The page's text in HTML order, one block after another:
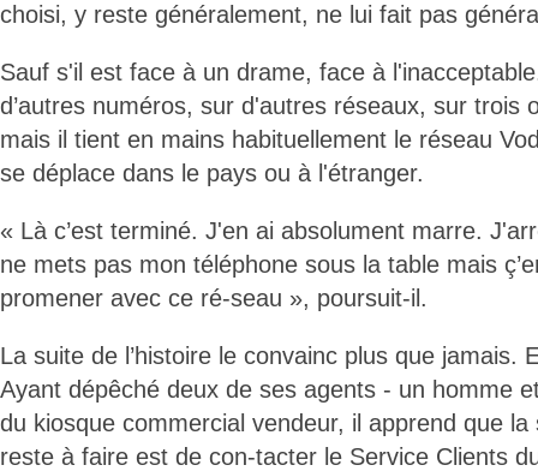
choisi, y reste généralement, ne lui fait pas
Sauf s'il est face à un drame, face à
d’autres numéros, sur d'autres réseaux, sur trois
mais il tient en mains habituellement le réseau
se déplace dans le pays ou à l'étranger.
« Là c’est terminé. J'en ai absolument marre.
ne mets pas mon téléphone sous la table mais
promener avec ce ré-seau », poursuit-il.
La suite de l’histoire le convainc plus que jamais.
Ayant dépêché deux de ses agents - un homme
du kiosque commercial vendeur, il apprend que la
reste à faire est de con-tacter le Service Clients